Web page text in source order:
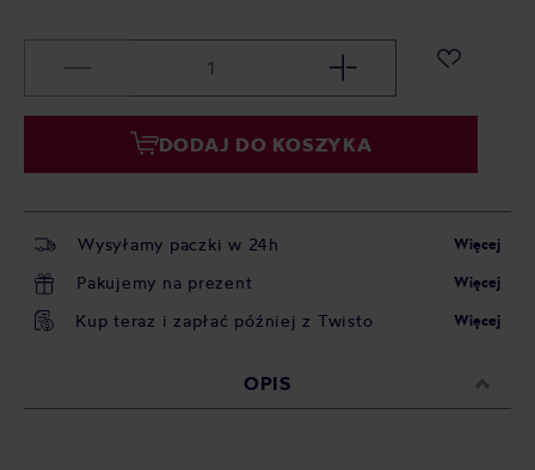
DODAJ DO KOSZYKA
Wysyłamy paczki w 24h Więcej
Pakujemy na prezent Więcej
Kup teraz i zapłać później z Twisto Więcej
OPIS